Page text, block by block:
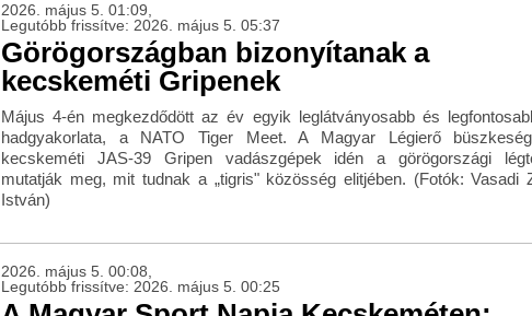
2026. május 5. 01:09,
Legutóbb frissítve: 2026. május 5. 05:37
Görögországban bizonyítanak a
kecskeméti Gripenek
Május 4-én megkezdődött az év egyik leglátványosabb és
hadgyakorlata, a NATO Tiger Meet. A Magyar Légierő
kecskeméti JAS-39 Gripen vadászgépek idén a görögországi
mutatják meg, mit tudnak a „tigris" közösség elitjében. (Fotók: Vasadi
István)
2026. május 5. 00:08,
Legutóbb frissítve: 2026. május 5. 00:25